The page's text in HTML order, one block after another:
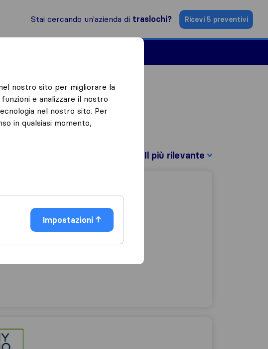
Stai cercando un'azienda di traslochi? Ricevi 5 preventivi
e C.
nostro sito per migliorare la
e analizzare il nostro
nel nostro sito. Per
in qualsiasi momento,
Impostazioni